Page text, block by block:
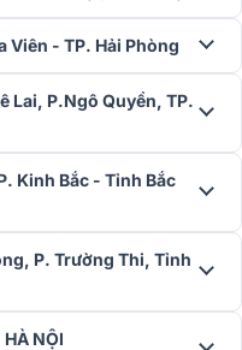
rẻ nhất thị trường tại Bảo
Viên - TP. Hải Phòng
Lai, P.Ngô Quyền, TP.
Kinh Bắc - Tỉnh Bắc
P. Trường Thi, Tỉnh
HÀ NỘI